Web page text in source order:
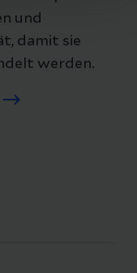
und
damit sie
werden.